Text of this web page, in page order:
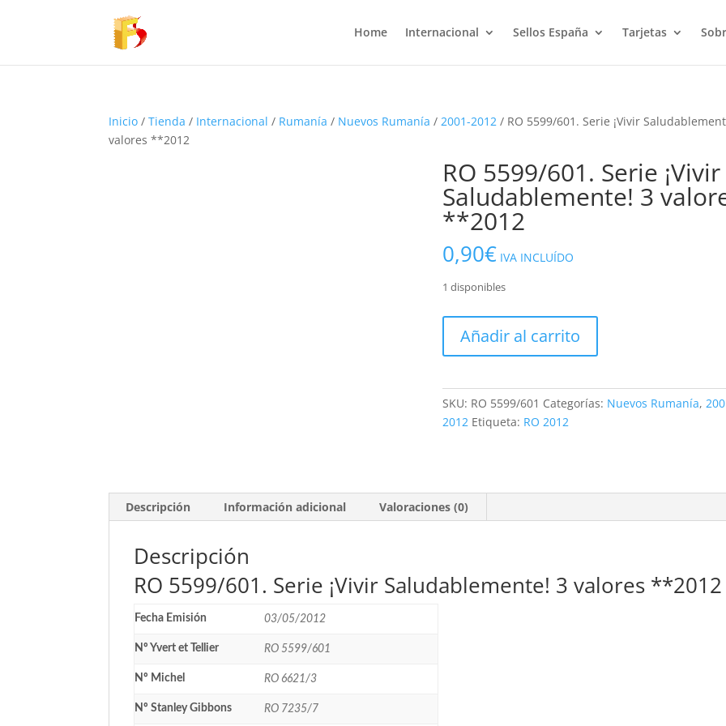
Home Internacional Sellos España Tarjetas
Inicio /Tienda / Internacional / Rumanía / Nuevos Rumanía /2001-2012 / RO 5599/601. Serie ¡Vivir
valores **2012
RO 5599/601. Serie ¡Vivir
Saludablemente! 3
**2012
0,90€ IVA INCLUÍDO
1 disponibles
5599/601.
Serie
Saludablemente!
3
Añadir al carrito
SKU: RO 5599/601 Categorías: Nuevos Rumanía,
2012 Etiqueta: RO 2012
Descripción Información adicional Valoraciones (0)
Descripción
RO 5599/601. Serie ¡Vivir Saludablemente! 3 valores **2012
Fecha Emisión 03/05/2012
Nº Yvert et Tellier RO 5599/601
Nº Michel RO 6621/3
Nº Stanley Gibbons RO 7235/7